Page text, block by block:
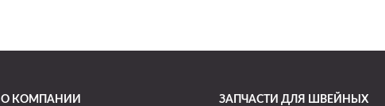
О КОМПАНИИ
ЗАПЧАСТИ ДЛЯ ШВЕЙНЫХ